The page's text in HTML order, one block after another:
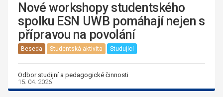
Nové workshopy studentského
spolku ESN UWB pomáhají nejen s
přípravou na povolání
Beseda Studentská aktivita Studující
Odbor studijní a pedagogické činnosti
15. 04. 2026